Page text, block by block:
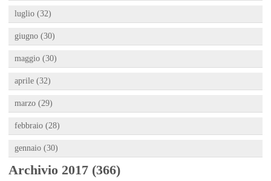
luglio (32)
giugno (30)
maggio (30)
aprile (32)
marzo (29)
febbraio (28)
gennaio (30)
Archivio 2017 (366)